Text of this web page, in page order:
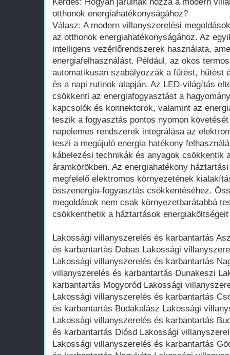
otthonok energiahatékonyságához?
Válasz: A modern villanyszerelési
az otthonok energiahatékonyságához. Az
intelligens vezérlőrendszerek használata,
energiafelhasználást. Például, az okos
automatikusan szabályozzák a fűtést, hűtést
és a napi rutinok alapján. Az LED-világítás
csökkenti az energiafogyasztást a
kapcsolók és konnektorok, valamint az
teszik a fogyasztás pontos nyomon
napelemes rendszerek integrálása az
teszi a megújuló energia hatékony
kábelezési technikák és anyagok csökkentik
áramkörökben. Az energiahatékony
megfelelő elektromos környezetének
összenergia-fogyasztás csökkentéséhez.
megoldások nem csak környezetbarátabbá
csökkenthetik a háztartások
Lakossági villanyszerelés és karbantartás
és karbantartás Dabas Lakossági
Lakossági villanyszerelés és karbantartás
villanyszerelés és karbantartás Dunakeszi
karbantartás Mogyoród Lakossági
Lakossági villanyszerelés és karbantartás
és karbantartás Budakalász Lakossági
Lakossági villanyszerelés és karbantartás
és karbantartás Diósd Lakossági
Lakossági villanyszerelés és karbantartás